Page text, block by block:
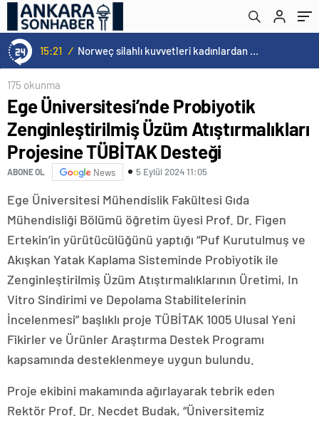
15:21 / Norweç silahlı kuvvetleri kadınlardan oluşan özel kuvvetler eğitimlerini başlattı.
Projesine TÜBİTAK Desteği
175 okunma
Ege Üniversitesi’nde Probiyotik
Zenginleştirilmiş Üzüm Atıştırmalıkları
Projesine TÜBİTAK Desteği
ABONE OL News 5 Eylül 2024 11:05
Ege Üniversitesi Mühendislik Fakültesi Gıda
Mühendisliği Bölümü öğretim üyesi Prof. Dr. Figen
Ertekin’in yürütücülüğünü yaptığı “Puf Kurutulmuş ve
Akışkan Yatak Kaplama Sisteminde Probiyotik ile
Zenginleştirilmiş Üzüm Atıştırmalıklarının Üretimi, In
Vitro Sindirimi ve Depolama Stabilitelerinin
İncelenmesi” başlıklı proje TÜBİTAK 1005 Ulusal Yeni
Fikirler ve Ürünler Araştırma Destek Programı
kapsamında desteklenmeye uygun bulundu.
Proje ekibini makamında ağırlayarak tebrik eden
Rektör Prof. Dr. Necdet Budak, “Üniversitemiz